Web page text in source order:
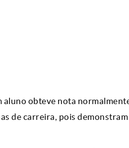
aluno obteve nota
de carreira, pois